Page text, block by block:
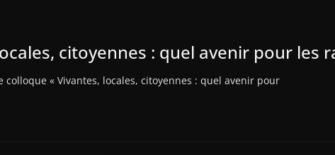
citoyennes : quel avenir pour les
« Vivantes, locales, citoyennes : quel avenir pour